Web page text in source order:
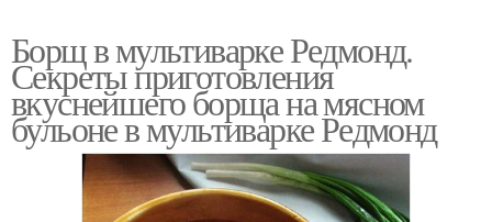
Борщ в мультиварке Редмонд.
Секреты приготовления
вкуснейшего борща на мясном
бульоне в мультиварке Редмонд